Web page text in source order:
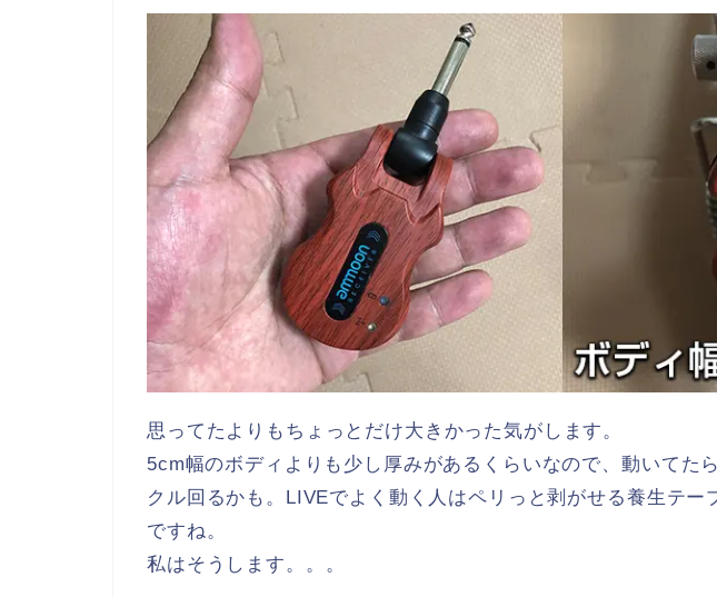
思ってたよりもちょっとだけ大きかった気がします。
5cm幅のボディよりも少し厚みがあるくらいなので、動いてた
クル回るかも。LIVEでよく動く人はペリっと剥がせる養生テー
ですね。
私はそうします。。。